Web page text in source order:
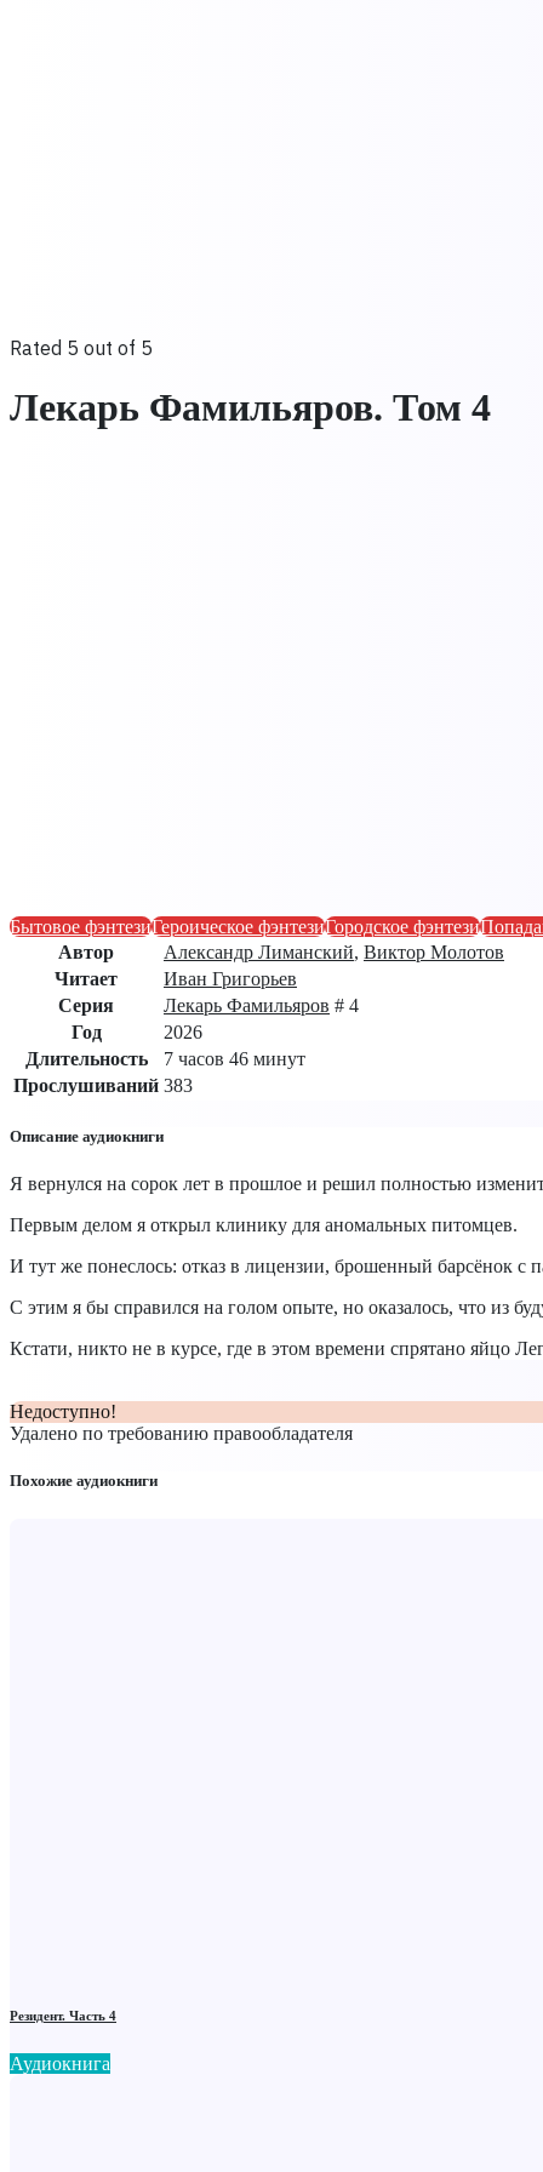
Rated 5 out of 5
Лекарь Фамильяров. Том 4
Бытовое фэнтезиГероическое фэнтезиГородское фэнтези
Автор
Александр Лиманский, Виктор Молотов
Читает
Иван Григорьев
Серия
Лекарь Фамильяров # 4
Год
2026
Длительность
7 часов 46 минут
Прослушиваний 383
Описание аудиокниги
Я вернулся на сорок лет в прошлое и решил полностью
Первым делом я открыл клинику для аномальных питомцев.
И тут же понеслось: отказ в лицензии, брошенный барсёнок
С этим я бы справился на голом опыте, но оказалось, что из
Кстати, никто не в курсе, где в этом времени спрятано яйцо
Недоступно!
Удалено по требованию правообладателя
Похожие аудиокниги
Резидент. Часть 4
Аудиокнига